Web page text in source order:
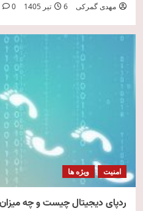
مهدی گمرکی 6 تیر 1405 0
امنیت ویژه ها
ردپای دیجیتال چیست و چه